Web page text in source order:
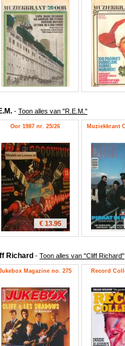
- Toon alles van "R.E.M."
Oor 1987 nr. 25/26
€ 13.95
Muziekkrant
Richard - Toon alles van "Cliff Richard"
Magazine no. 275 Record